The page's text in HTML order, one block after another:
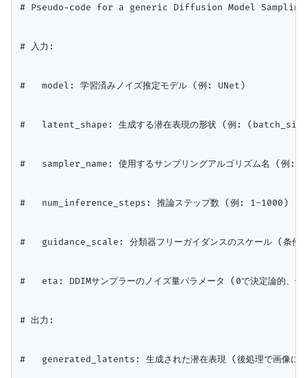
# Pseudo-code for a generic Diffusion Model
# 入力:
#   model: 学習済みノイズ推定モデル (例: UNet)
#   latent_shape: 生成する潜在表現の形状 (例:
#   sampler_name: 使用するサンプリングアルゴリズム名 (
#   num_inference_steps: 推論ステップ数 (例: 1-1000)
#   guidance_scale: 分類器フリーガイダンスのスケール (条件
#   eta: DDIMサンプラーのノイズ量パラメータ (0で決定論的、
# 出力:
#   generated_latents: 生成された潜在表現 (後処理で画像に